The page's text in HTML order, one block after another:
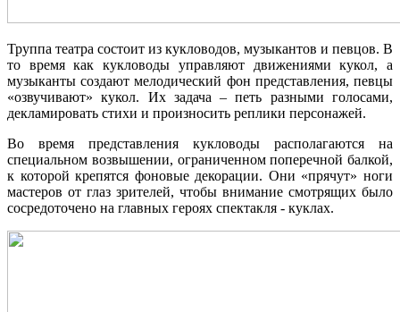
Труппа театра состоит из кукловодов, музыкантов и певцов. В
то время как кукловоды управляют движениями кукол, а
музыканты создают мелодический фон представления, певцы
«озвучивают» кукол. Их задача – петь разными голосами,
декламировать стихи и произносить реплики персонажей.
Во время представления кукловоды располагаются на
специальном возвышении, ограниченном поперечной балкой,
к которой крепятся фоновые декорации. Они «прячут» ноги
мастеров от глаз зрителей, чтобы внимание смотрящих было
сосредоточено на главных героях спектакля - куклах.